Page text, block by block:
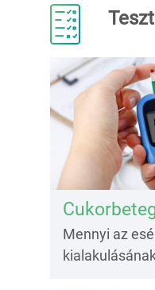
Mennyi az